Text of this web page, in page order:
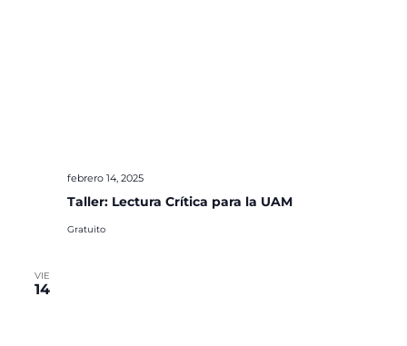
Taller: Lectura Crítica para la UAM
febrero 14, 2025
Gratuito
VIE
14